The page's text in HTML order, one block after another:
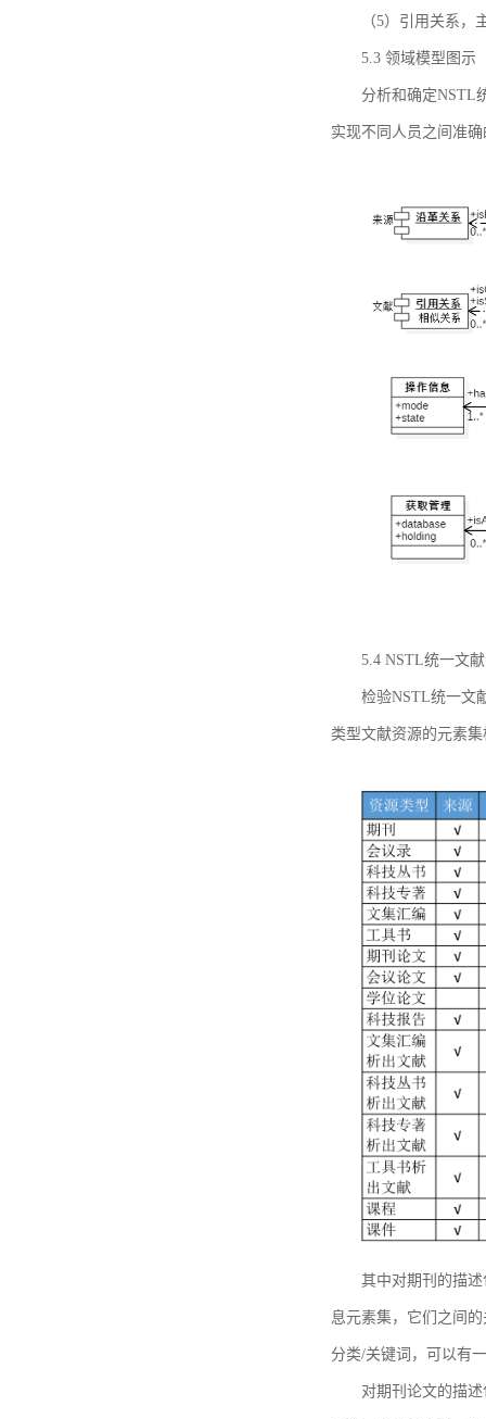
（5）引用关系，
5.3 领域模型图示
分析和确定NSTL
实现不同人员之间准
5.4 NSTL统一文
检验NSTL统一文
类型文献资源的元素
其中对期刊的描
息元素集，它们之间
分类/关键词，可以有
对期刊论文的描